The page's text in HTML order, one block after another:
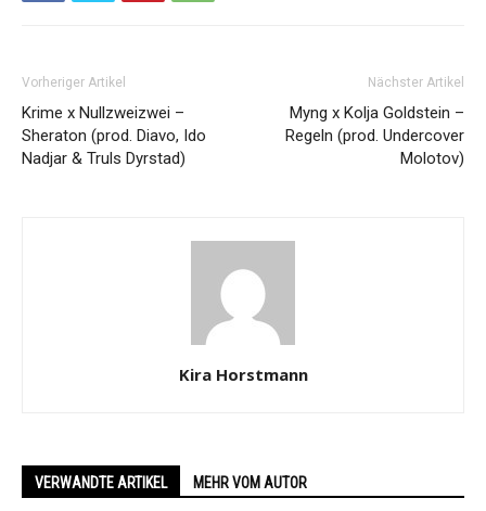
Vorheriger Artikel
Krime x Nullzweizwei –
Sheraton (prod. Diavo, Ido
Nadjar & Truls Dyrstad)
Nächster Artikel
Myng x Kolja Goldstein –
Regeln (prod. Undercover
Molotov)
Kira Horstmann
VERWANDTE ARTIKEL MEHR VOM AUTOR